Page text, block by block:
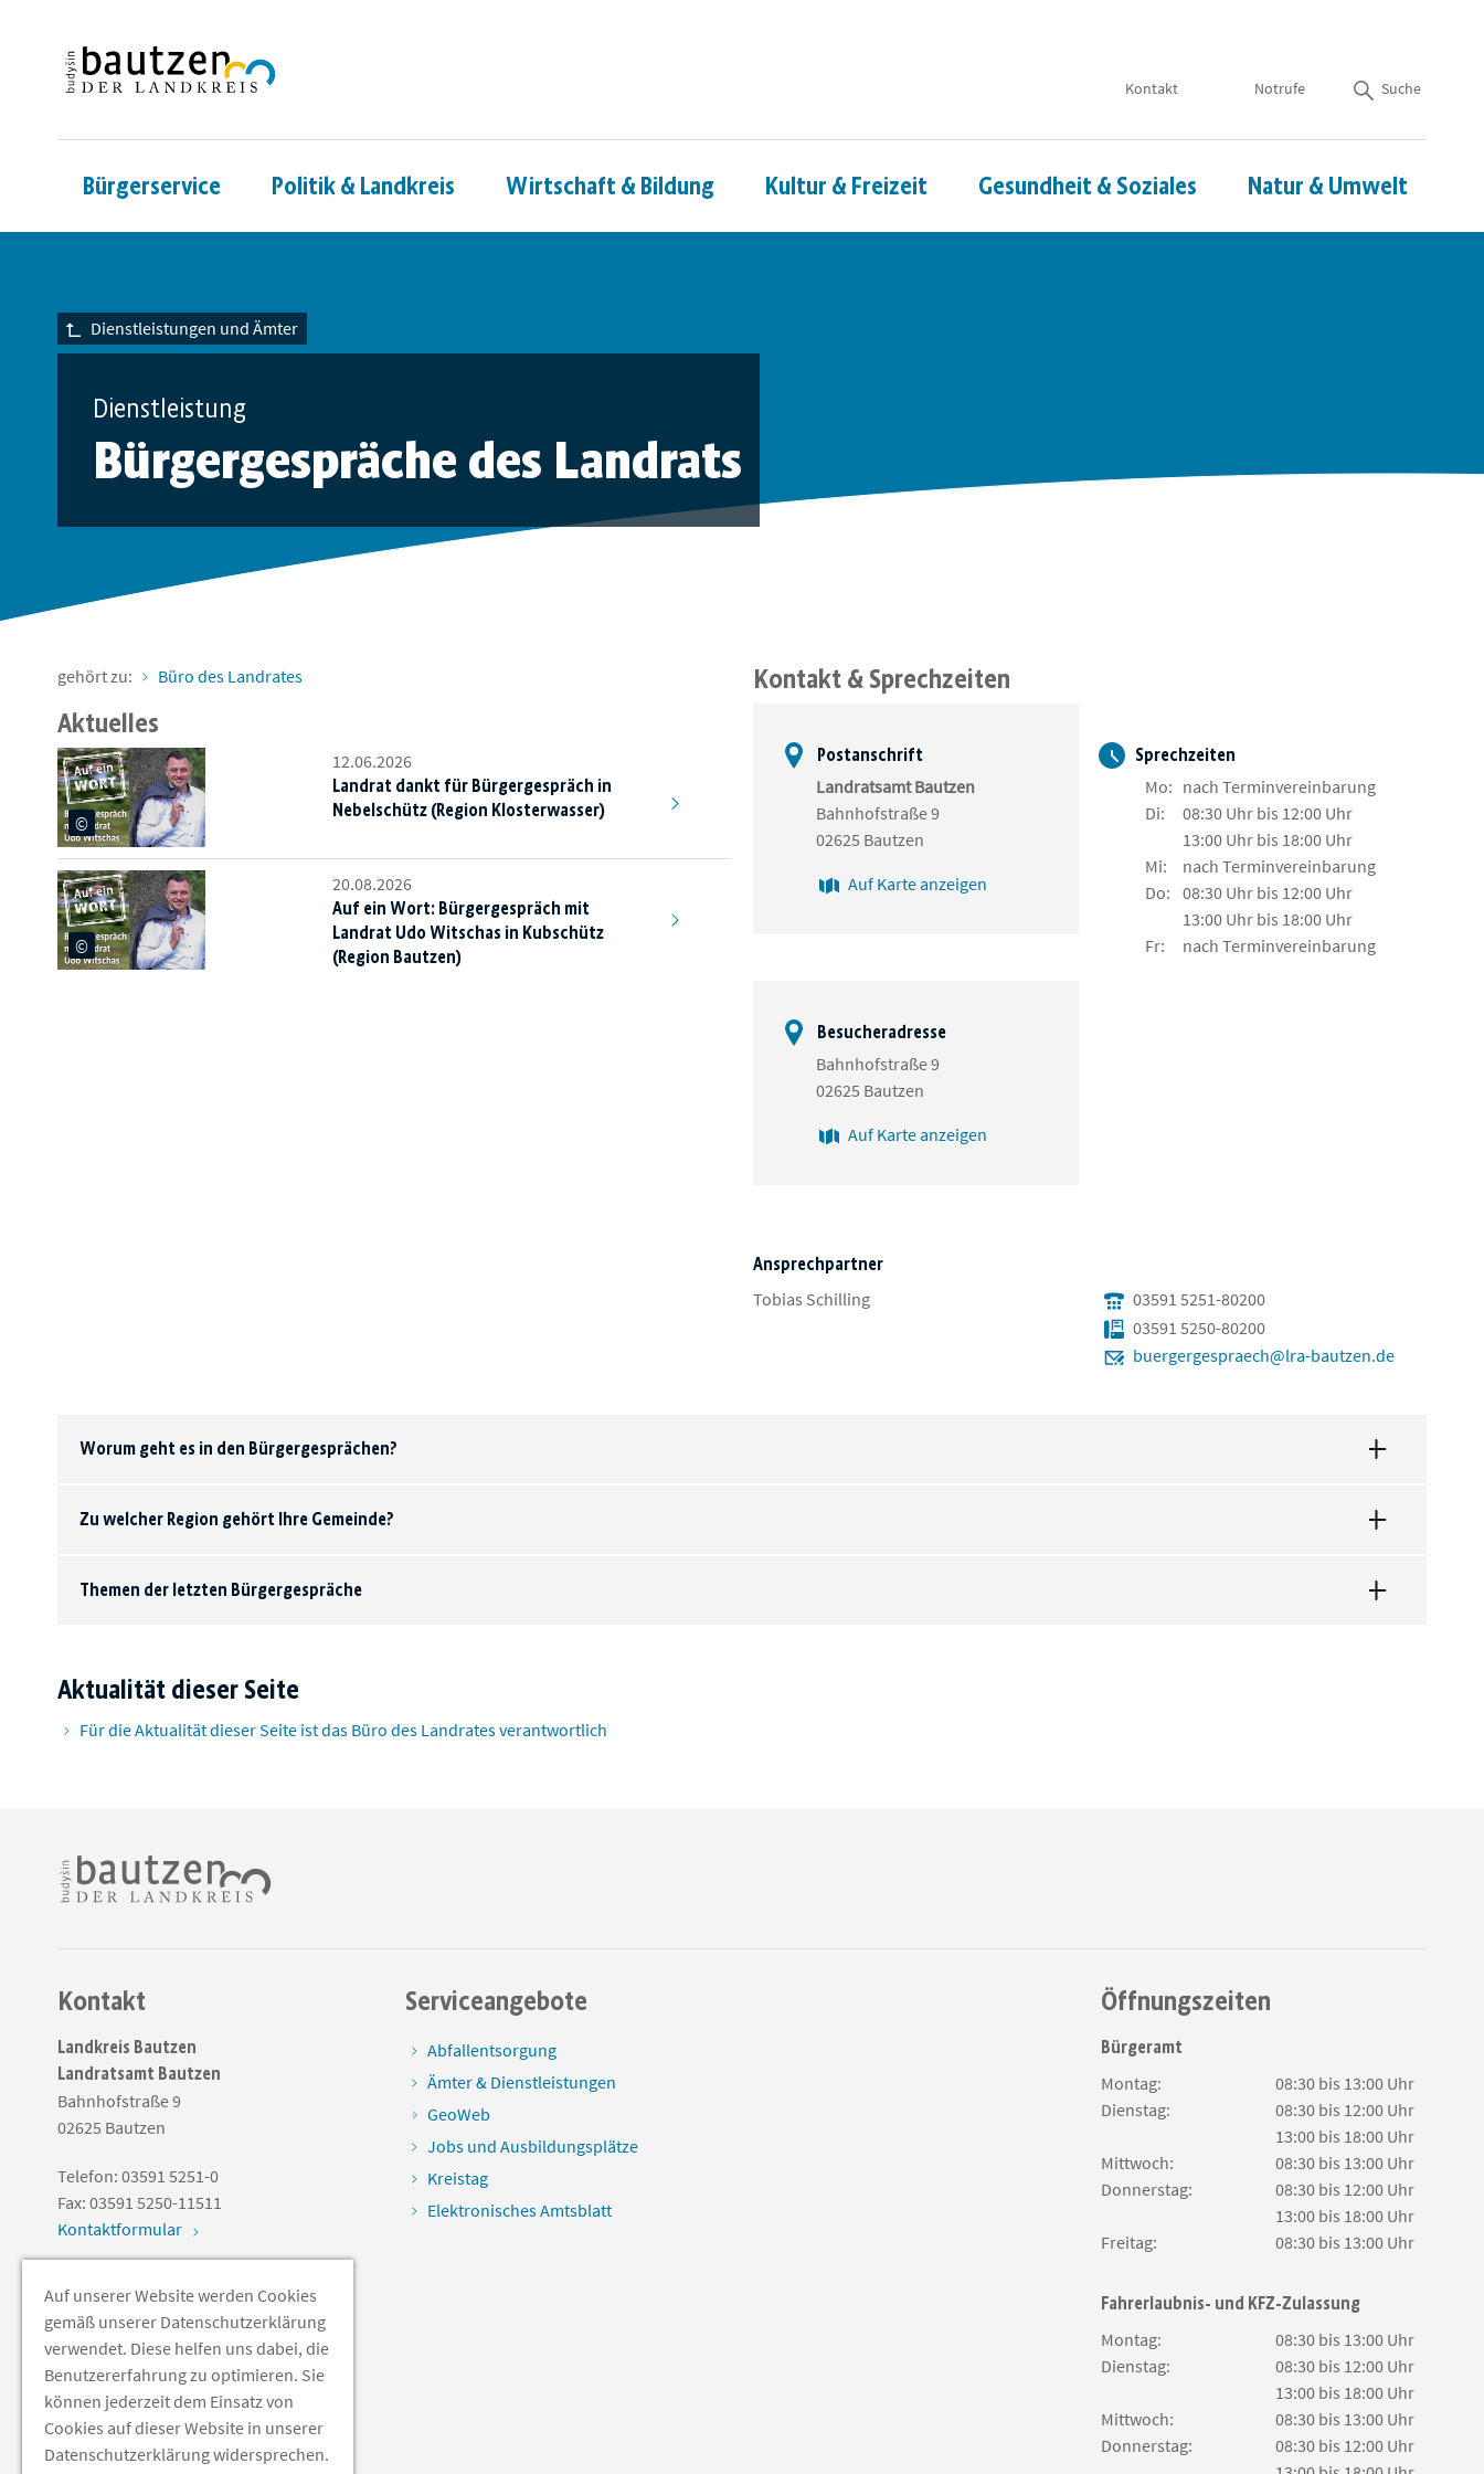
Kontakt Notrufe Suche
Bürgerservice Politik & Landkreis Wirtschaft & Bildung Kultur & Freizeit Gesundheit & Soziales Natur & Umwelt
Dienstleistungen und Ämter
Dienstleistung
Bürgergespräche des Landrats
gehört zu: Büro des Landrates
Aktuelles
12.06.2026
Landrat dankt für Bürgergespräch in
Nebelschütz (Region Klosterwasser)
20.08.2026
Auf ein Wort: Bürgergespräch mit
Landrat Udo Witschas in Kubschütz
(Region Bautzen)
Kontakt & Sprechzeiten
Postanschrift
Landratsamt Bautzen
Bahnhofstraße 9
02625 Bautzen
Auf Karte anzeigen
Besucheradresse
Bahnhofstraße 9
02625 Bautzen
Auf Karte anzeigen
Sprechzeiten
Mo: nach Terminvereinbarung
Di:
08:30 Uhr bis 12:00 Uhr
13:00 Uhr bis 18:00 Uhr
Mi:
nach Terminvereinbarung
Do: 08:30 Uhr bis 12:00 Uhr
13:00 Uhr bis 18:00 Uhr
Fr:
nach Terminvereinbarung
Ansprechpartner
Tobias Schilling
03591 5251-80200
03591 5250-80200
buergergespraech@lra-bautzen.de
Worum geht es in den Bürgergesprächen?
Zu welcher Region gehört Ihre Gemeinde?
Themen der letzten Bürgergespräche
Aktualität dieser Seite
Für die Aktualität dieser Seite ist das Büro des Landrates verantwortlich
Kontakt
Landkreis Bautzen
Landratsamt Bautzen
Bahnhofstraße 9
02625 Bautzen
Telefon: 03591 5251-0
Fax: 03591 5250-11511
Kontaktformular
Soziale Medien
Serviceangebote
Abfallentsorgung
Ämter & Dienstleistungen
GeoWeb
Jobs und Ausbildungsplätze
Kreistag
Elektronisches Amtsblatt
Öffnungszeiten
Bürgeramt
Montag:
08:30 bis 13:00 Uhr
Dienstag:
08:30 bis 12:00 Uhr
13:00 bis 18:00 Uhr
Mittwoch:
08:30 bis 13:00 Uhr
Donnerstag:
08:30 bis 12:00 Uhr
13:00 bis 18:00 Uhr
Freitag:
08:30 bis 13:00 Uhr
Fahrerlaubnis- und KFZ-Zulassung
Montag:
08:30 bis 13:00 Uhr
Dienstag:
08:30 bis 12:00 Uhr
13:00 bis 18:00 Uhr
Mittwoch:
08:30 bis 13:00 Uhr
Donnerstag:
08:30 bis 12:00 Uhr
Auf unserer Website werden Cookies
gemäß unserer Datenschutzerklärung
verwendet. Diese helfen uns dabei, die
Benutzererfahrung zu optimieren. Sie
können jederzeit dem Einsatz von
Cookies auf dieser Website in unserer
Datenschutzerklärung widersprechen.